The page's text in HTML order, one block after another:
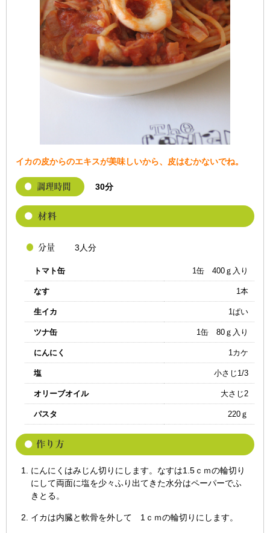
イカの皮からのエキスが美味しいから、皮はむかないでね。
30分
3人分
トマト缶 1缶 400ｇ入り
なす 1本
生イカ 1ぱい
ツナ缶 1缶 80ｇ入り
にんにく 1カケ
塩 小さじ1/3
オリーブオイル 大さじ2
パスタ 220ｇ
にんにくはみじん切りにします。なすは1.5ｃｍの輪切り
にして両面に塩を少々ふり出てきた水分はペーパーでふ
きとる。
イカは内臓と軟骨を外して 1ｃｍの輪切りにします。